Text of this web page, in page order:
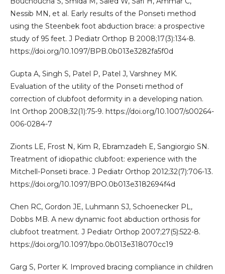
Nessib MN, et al. Early results of the Ponseti method
using the Steenbek foot abduction brace: a prospective
study of 95 feet. J Pediatr Orthop B 2008;17(3):134-8.
https://doi.org/10.1097/BPB.0b013e3282fa5f0d
Gupta A, Singh S, Patel P, Patel J, Varshney MK.
Evaluation of the utility of the Ponseti method of
correction of clubfoot deformity in a developing nation.
Int Orthop 2008;32(1):75-9. https://doi.org/10.1007/s00264-
006-0284-7
Zionts LE, Frost N, Kim R, Ebramzadeh E, Sangiorgio SN.
Treatment of idiopathic clubfoot: experience with the
Mitchell-Ponseti brace. J Pediatr Orthop 2012;32(7):706-13.
https://doi.org/10.1097/BPO.0b013e3182694f4d
Chen RC, Gordon JE, Luhmann SJ, Schoenecker PL,
Dobbs MB. A new dynamic foot abduction orthosis for
clubfoot treatment. J Pediatr Orthop 2007;27(5):522-8.
https://doi.org/10.1097/bpo.0b013e318070cc19
Garg S, Porter K. Improved bracing compliance in children